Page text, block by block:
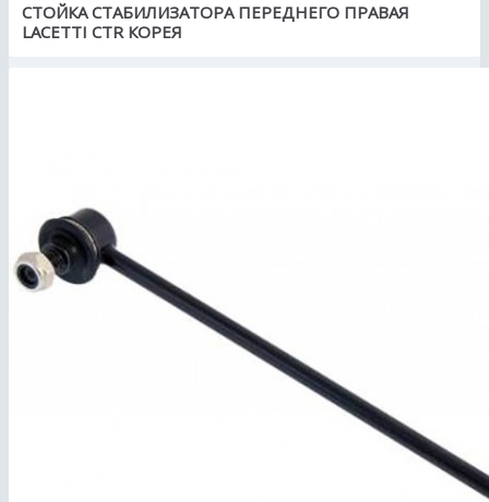
СТОЙКА СТАБИЛИЗАТОРА ПЕРЕДНЕГО ПРАВАЯ
LACETTI CTR КОРЕЯ